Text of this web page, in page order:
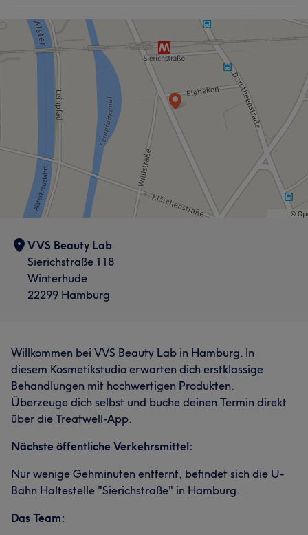
VVS Beauty Lab
Sierichstraße 118
Winterhude
22299 Hamburg
Willkommen bei VVS Beauty Lab in Hamburg. In
diesem Kosmetikstudio erwarten dich erstklassige
Behandlungen mit hochwertigen Produkten.
Überzeuge dich selbst und buche deinen Termin direkt
über die Treatwell-App.
Nächste öffentliche Verkehrsmittel:
Nur wenige Gehminuten entfernt, befindet sich die U-
Bahn Haltestelle "Sierichstraße" in Hamburg.
Das Team: